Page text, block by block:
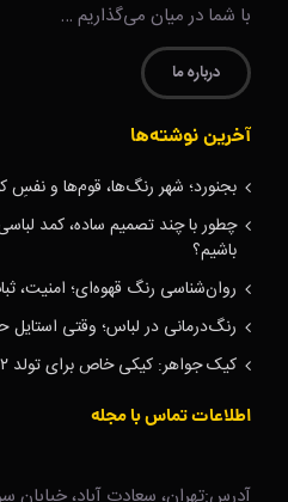
با شما در میان می‌گذاریم …
درباره ما
آخرین نوشته‌ها
بجنورد؛ شهر رنگ‌ها، قوم‌ها و نفسِ
چطور با چند تصمیم ساده، کمد
باشیم؟
روان‌شناسی رنگ قهوه‌ای؛ امنیت،
رنگ‌درمانی در لباس؛ وقتی
کیک جواهر: کیکی خاص برای تولد ۶۲ سالگی نیتا آمبانی
اطلاعات تماس با مجله